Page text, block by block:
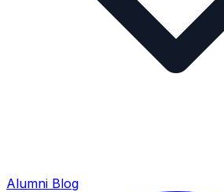
Alumni Blog